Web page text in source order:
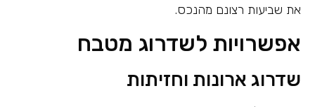
את שביעות רצונם מהנכס.
אפשרויות לשדרוג מטבח
שדרוג ארונות וחזיתות